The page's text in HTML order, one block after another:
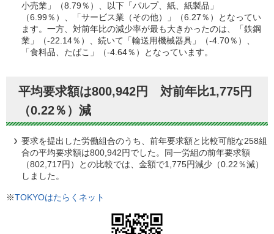
小売業」（8.79％）、以下「パルプ、紙、紙製品」
（6.99％）、「サービス業（その他）」（6.27％）となってい
ます。一方、対前年比の減少率が最も大きかったのは、「鉄鋼
業」（-22.14％）、続いて「輸送用機械器具」（-4.70％）、
「食料品、たばこ」（-4.64％）となっています。
平均要求額は800,942円 対前年比1,775円
（0.22％）減
要求を提出した労働組合のうち、前年要求額と比較可能な258組
合の平均要求額は800,942円でした。同一労組の前年要求額
（802,717円）との比較では、金額で1,775円減少（0.22％減）
しました。
※TOKYOはたらくネット